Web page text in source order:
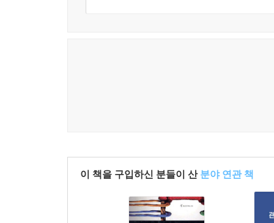
2013)(이론 정리 4.4)은 코칭 수퍼비전과 비공식
10장은 메타-성찰meta-reflection 관점에서 전략
차이점과 각 시스템 내의 긴장을 설명한다. 특
이 책을 구입하신 분들이 산 분야 연관 책